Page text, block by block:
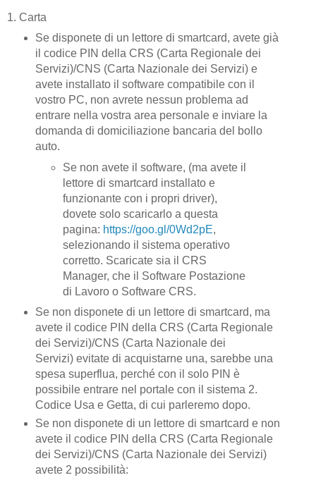
1. Carta
Se disponete di un lettore di smartcard, avete già
il codice PIN della CRS (Carta Regionale dei
Servizi)/CNS (Carta Nazionale dei Servizi) e
avete installato il software compatibile con il
vostro PC, non avrete nessun problema ad
entrare nella vostra area personale e inviare la
domanda di domiciliazione bancaria del bollo
auto.
Se non avete il software, (ma avete il
lettore di smartcard installato e
funzionante con i propri driver),
dovete solo scaricarlo a questa
pagina: https://goo.gl/0Wd2pE,
selezionando il sistema operativo
corretto. Scaricate sia il CRS
Manager, che il Software Postazione
di Lavoro o Software CRS.
Se non disponete di un lettore di smartcard, ma
avete il codice PIN della CRS (Carta Regionale
dei Servizi)/CNS (Carta Nazionale dei
Servizi) evitate di acquistarne una, sarebbe una
spesa superflua, perché con il solo PIN è
possibile entrare nel portale con il sistema 2.
Codice Usa e Getta, di cui parleremo dopo.
Se non disponete di un lettore di smartcard e non
avete il codice PIN della CRS (Carta Regionale
dei Servizi)/CNS (Carta Nazionale dei Servizi)
avete 2 possibilità: